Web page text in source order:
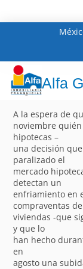
Alfa
A la espera de
noviembre
hipotecas –
una decisión
paralizado el
mercado
detectan un
enfriamiento en
compraventas de
viviendas -que
y que lo
han hecho
en
agosto una